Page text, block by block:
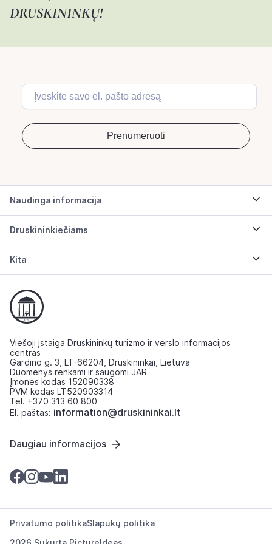
DRUSKININKŲ!
Naudinga informacija
Druskininkiečiams
Kita
Viešoji įstaiga Druskininkų turizmo ir verslo informacijos
centras
Gardino g. 3, LT-66204, Druskininkai, Lietuva
Duomenys renkami ir saugomi JAR
Įmonės kodas 152090338
PVM kodas LT520903314
Tel. +370 313 60 800
El. paštas: information@druskininkai.lt
Daugiau informacijos
Privatumo politikaSlapukų politika